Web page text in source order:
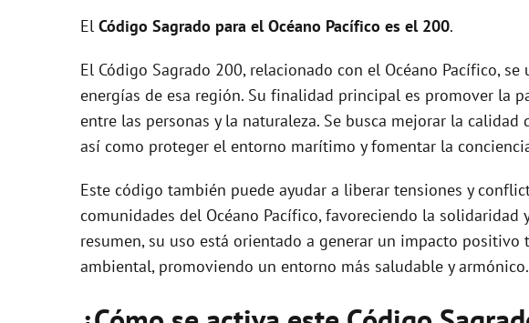
El Código Sagrado para el Océano Pacífico es el 200.
El Código Sagrado 200, relacionado con el Océano Pacífico,
energías de esa región. Su finalidad principal es promover la
entre las personas y la naturaleza. Se busca mejorar la
así como proteger el entorno marítimo y fomentar la
Este código también puede ayudar a liberar tensiones y
comunidades del Océano Pacífico, favoreciendo la solidaridad
resumen, su uso está orientado a generar un impacto
ambiental, promoviendo un entorno más saludable y armónico.